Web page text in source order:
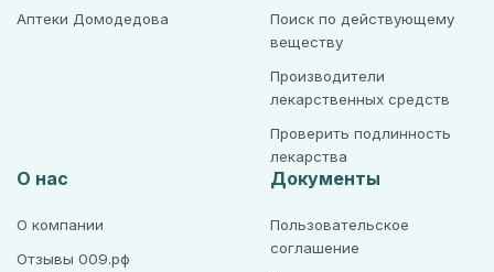
Аптеки Домодедова
Поиск по действующему
веществу
Производители
лекарственных средств
Проверить подлинность
лекарства
О нас
О компании
Отзывы 009.рф
Документы
Пользовательское
соглашение